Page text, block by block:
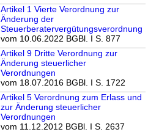
Artikel 1 Vierte Verordnung zur
Änderung der
Steuerberatervergütungsverordnung
vom 10.06.2022 BGBl. I S. 877
Artikel 9 Dritte Verordnung zur
Änderung steuerlicher
Verordnungen
vom 18.07.2016 BGBl. I S. 1722
Artikel 5 Verordnung zum Erlass und
zur Änderung steuerlicher
Verordnungen
vom 11.12.2012 BGBl. I S. 2637